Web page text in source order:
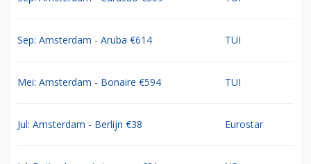
Sep: Amsterdam - Aruba €614 TUI
Mei: Amsterdam - Bonaire €594 TUI
Jul: Amsterdam - Berlijn €38 Eurostar